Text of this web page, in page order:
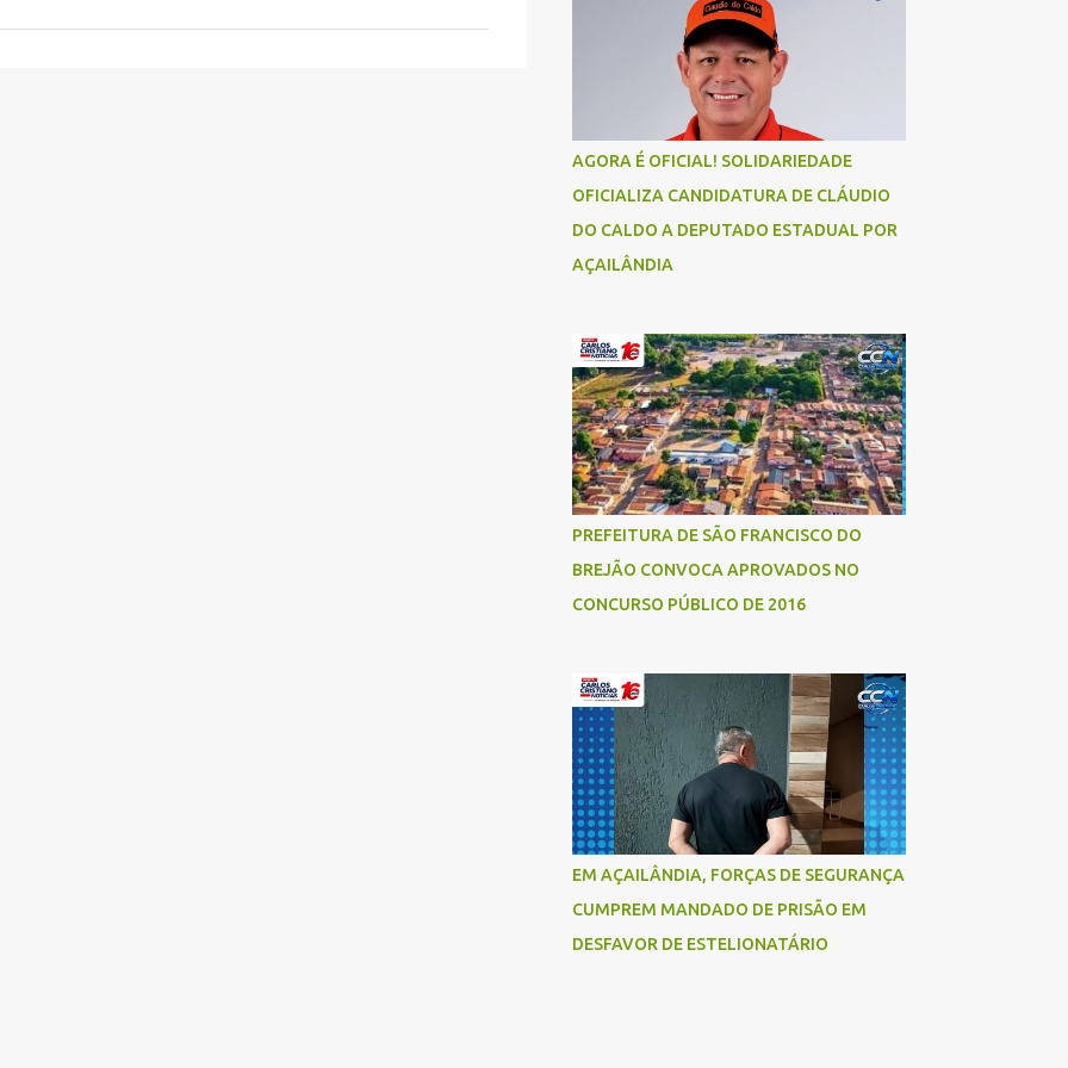
AGORA É OFICIAL! SOLIDARIEDADE
OFICIALIZA CANDIDATURA DE CLÁUDIO
DO CALDO A DEPUTADO ESTADUAL POR
AÇAILÂNDIA
PREFEITURA DE SÃO FRANCISCO DO
BREJÃO CONVOCA APROVADOS NO
CONCURSO PÚBLICO DE 2016
EM AÇAILÂNDIA, FORÇAS DE SEGURANÇA
CUMPREM MANDADO DE PRISÃO EM
DESFAVOR DE ESTELIONATÁRIO